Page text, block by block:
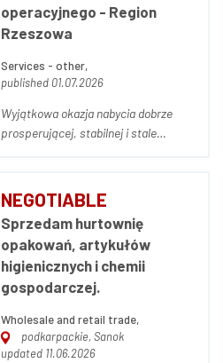
operacyjnego - Region
Rzeszowa
Services - other,
published 01.07.2026
Wyjątkowa okazja nabycia dobrze
prosperującej, stabilnej i stale
wschodniej Polsce. Firma specjalizuje
się w kompleksowych usługach
agencji pracy oraz projektach
outsourcingowych, ciesząc się s...
NEGOTIABLE
Sprzedam hurtownię
opakowań, artykułów
higienicznych i chemii
gospodarczej.
Wholesale and retail trade,
podkarpackie, Sanok
updated 11.06.2026